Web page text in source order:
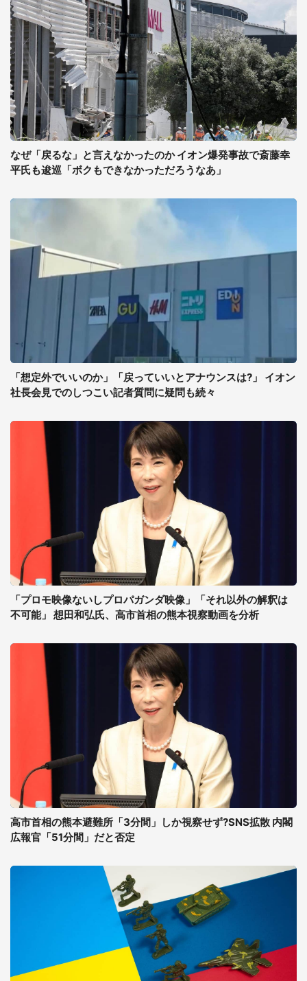
なぜ「戻るな」と言えなかったのか イオン爆発事故で斎藤幸
平氏も逡巡「ボクもできなかっただろうなあ」
「想定外でいいのか」「戻っていいとアナウンスは?」 イオン
社長会見でのしつこい記者質問に疑問も続々
「プロモ映像ないしプロパガンダ映像」「それ以外の解釈は
不可能」 想田和弘氏、高市首相の熊本視察動画を分析
高市首相の熊本避難所「3分間」しか視察せず?SNS拡散 内閣
広報官「51分間」だと否定